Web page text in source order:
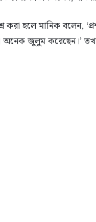
করা হলে মানিক বলেন,
জুলুম করেছেন।’